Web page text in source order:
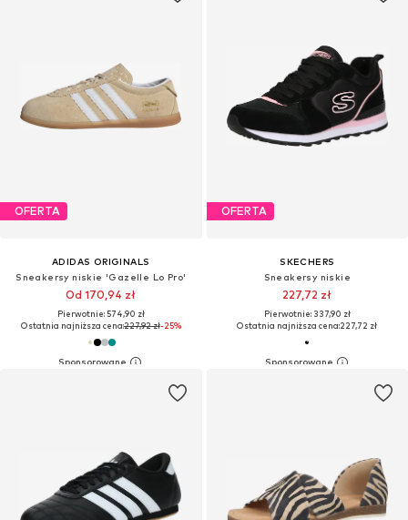
OFERTA
ADIDAS ORIGINALS
Sneakersy niskie 'Gazelle Lo Pro'
Od 170,94 zł
Pierwotnie: 574,90 zł
Ostatnia najniższa cena:227,92 zł-25%
OFERTA
SKECHERS
Sneakersy niskie
227,72 zł
Pierwotnie: 337,90 zł
Ostatnia najniższa cena:227,72 zł